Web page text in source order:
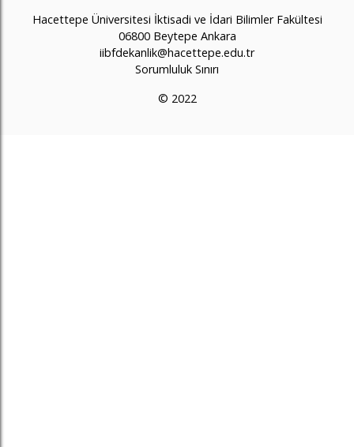
Hacettepe Üniversitesi İktisadi ve İdari Bilimler Fakültesi
06800 Beytepe Ankara
iibfdekanlik@hacettepe.edu.tr
Sorumluluk Sınırı
© 2022